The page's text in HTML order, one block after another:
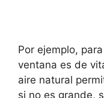
Por ejemplo,
ventana es de
aire natural
si no es grande,